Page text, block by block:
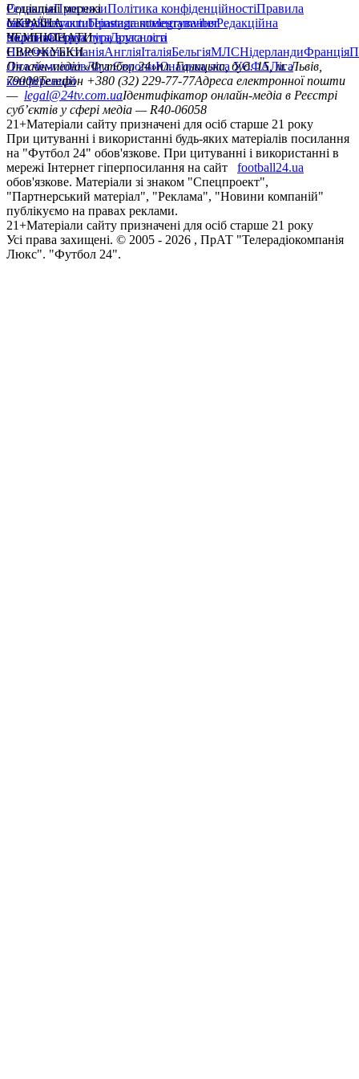
РедакціяПрогнозиПолітика конфіденційностіПравила
сайтуКонтактиПравила коментуванняРедакційна
політикаСтруктура власності
Соціальні мережі
facebookxyoutubeinstagramtelegramviber
УКРАЇНА
УкраїнаПерша лігаДруга ліга
ЧЕМПІОНАТИ
НімеччинаІспаніяАнгліяІталіяБельгіяМЛСНідерландиФранція
ЄВРОКУБКИ
Ліга чемпіонівЛіга ЄвропиЮнацька ліга УЄФАЛіга
конференцій
Онлайн-медіа «Футбол 24»пл. Галицька, буд. 15, м. Львів,
79008Телефон +380 (32) 229-77-77Адреса електронної пошти
— legal@24tv.com.uaІдентифікатор онлайн-медіа в Реєстрі
суб’єктів у сфері медіа — R40-06058
21+Матеріали сайту призначені для осіб старше 21 року
При цитуванні і використанні будь-яких матеріалів посилання
на "Футбол 24" обов'язкове. При цитуванні і використанні в
мережі Інтернет гіперпосилання на сайт
football24.ua
обов'язкове. Матеріали зі знаком "Спецпроект",
"Партнерський матеріал", "Реклама", "Новини компаній"
публікуємо на правах реклами.
21+Матеріали сайту призначені для осіб старше 21 року
Усi права захищенi. © 2005 - 2026 , ПрАТ "Телерадіокомпанія
Люкс". "Футбол 24".